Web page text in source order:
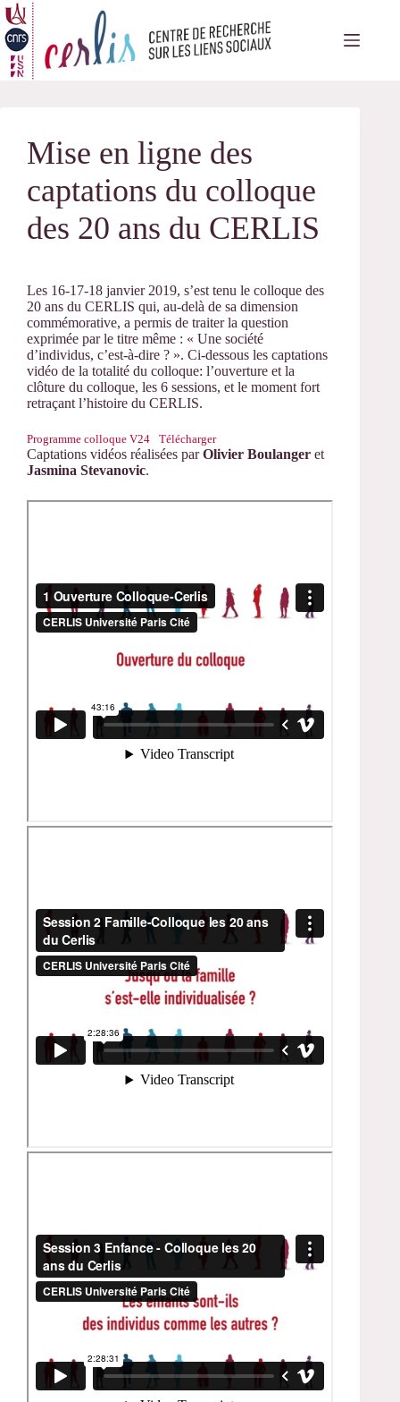
Passer
au
contenu
Mise en ligne des
captations du colloque
des 20 ans du CERLIS
Les 16-17-18 janvier 2019, s’est tenu le colloque des
20 ans du CERLIS qui, au-delà de sa dimension
commémorative, a permis de traiter la question
exprimée par le titre même : « Une société
d’individus, c’est-à-dire ? ». Ci-dessous les captations
vidéo de la totalité du colloque: l’ouverture et la
clôture du colloque, les 6 sessions, et le moment fort
retraçant l’histoire du CERLIS.
Programme colloque V24 Télécharger
Captations vidéos réalisées parOlivier Boulanger et
Jasmina Stevanovic.